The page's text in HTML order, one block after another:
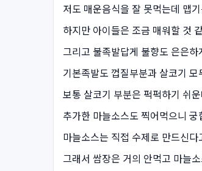
저도 매운음식을 잘 못먹는데 맵
하지만 아이들은 조금 매워할 것
그리고 불족발답게 불향도 은은
기본족발도 껍질부분과 살코기
보통 살코기 부분은 퍽퍽하기 쉬
추가한 마늘소스도 찍어먹으니
마늘소스는 직접 수제로 만드신
그래서 쌈장은 거의 안먹고 마늘